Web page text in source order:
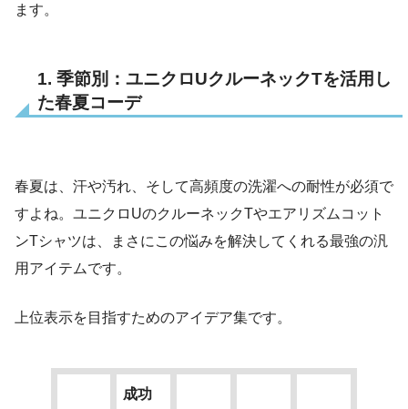
ます。
1. 季節別：ユニクロUクルーネックTを活用し
た春夏コーデ
春夏は、汗や汚れ、そして高頻度の洗濯への耐性が必須で
すよね。ユニクロUのクルーネックTやエアリズムコット
ンTシャツは、まさにこの悩みを解決してくれる最強の汎
用アイテムです。
上位表示を目指すためのアイデア集です。
成功